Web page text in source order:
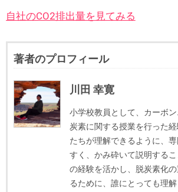
自社のCO2排出量を見てみる
著者のプロフィール
川田 幸寛
小学校教員として、カーボ
炭素に関する授業を行った
たちが理解できるように、
すく、かみ砕いて説明する
の経験を活かし、脱炭素化の
るために、誰にとっても理